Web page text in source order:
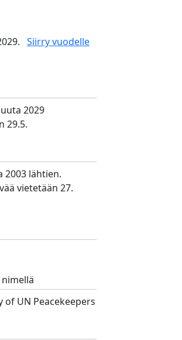
Siirry vuodelle
2029
29.5.
2003 lähtien.
vietetään 27.
UN Peacekeepers